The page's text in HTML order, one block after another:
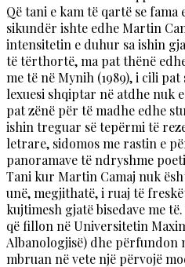
Që tani e kam të qartë se
sikundër ishte edhe Martin
intensitetin e duhur sa ishin
të tërthortë, ma pat thënë
me të në Mynih (1989), i cili
lexuesi shqiptar në atdhe nuk
pat zënë për të madhe edhe
ishin treguar së tepërmi të
letrare, sidomos me rastin e
panoramave të ndryshme
Tani kur Martin Camaj nuk
unë, megjithatë, i ruaj të
kujtimesh gjatë bisedave me
që fillon në Universitetin
Albanologjisë) dhe përfundon
mbruan në vete një përvojë